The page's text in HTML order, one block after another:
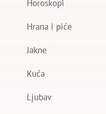
Horoskopi
Hrana i piće
Jakne
Kuća
Ljubav